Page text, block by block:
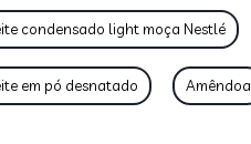
condensado light moça Nestlé
em pó desnatado Amêndoa